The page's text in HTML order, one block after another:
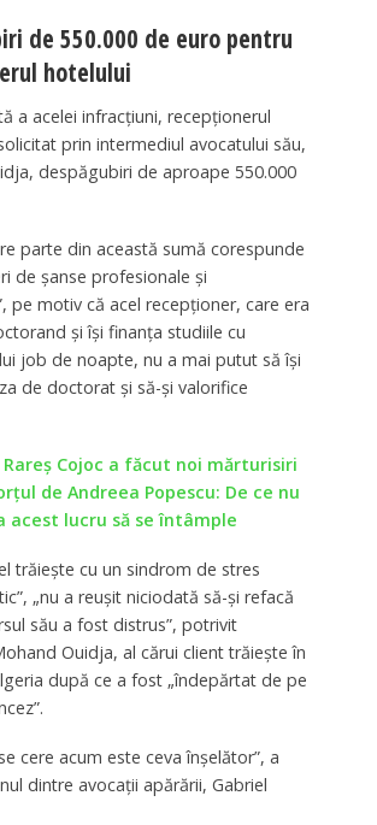
de 550.000 de euro pentru
hotelului
a acelei infracţiuni, recepţionerul
prin intermediul avocatului său,
despăgubiri de aproape 550.000
parte din această sumă corespunde
de şanse profesionale şi
pe motiv că acel recepţioner, care era
şi îşi finanţa studiile cu
job de noapte, nu a mai putut să îşi
de doctorat şi să-şi valorifice
Rareș Cojoc a făcut noi mărturisiri
de Andreea Popescu: De ce nu
acest lucru să se întâmple
trăieşte cu un sindrom de stres
„nu a reuşit niciodată să-şi refacă
său a fost distrus”, potrivit
Ouidja, al cărui client trăieşte în
după ce a fost „îndepărtat de pe
cere acum este ceva înşelător”, a
dintre avocaţii apărării, Gabriel